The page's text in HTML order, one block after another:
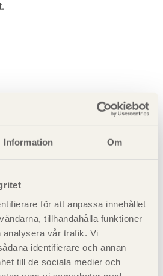
Information Om
för att anpassa innehållet
tillhandahålla funktioner
vår trafik. Vi
identifierare och annan
till de sociala medier och
av fönster
på specialpallar med krymp-
till en höjd av cirka 2,0-2,5
förpackade på följande